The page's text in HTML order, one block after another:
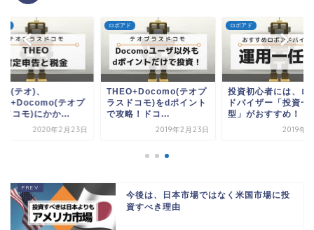
テオ)、
テオプ
ドコモ)にかか...
2020年2月23日
ロボアド
THEO+Docomo(テオプ
ラスドコモ)をdポイント
で攻略！ドコ...
2019年2月23日
ロボアド
投資初心者には、ロ
ドバイザー「投資一
型」がおすすめ！
2019年5
今後は、日本市場ではなく米国市場に投
資すべき理由